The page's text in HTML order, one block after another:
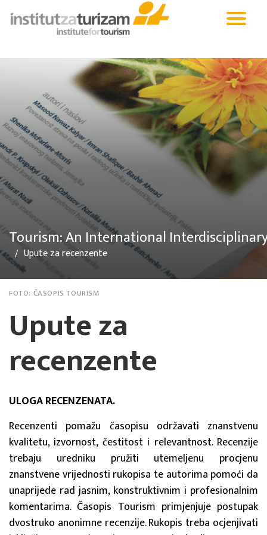
Tourism: An International
Upute za recenzente
FOTO: ČASOPIS TOURISM
Upute za
recenzente
ULOGA RECENZENATA.
Recenzenti pomažu časopisu održavati znanstvenu
kvalitetu, izvornost, čestitost i relevantnost. Recenzije
trebaju uredniku pružiti utemeljenu procjenu
znanstvene vrijednosti rukopisa te autorima pomoći da
unaprijede rad jasnim, konstruktivnim i profesionalnim
komentarima. Časopis Tourism primjenjuje postupak
dvostruko anonimne recenzije. Rukopis treba ocjenjivati